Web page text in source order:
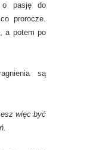
o pasję do
prorocze.
a potem po
są
więc być